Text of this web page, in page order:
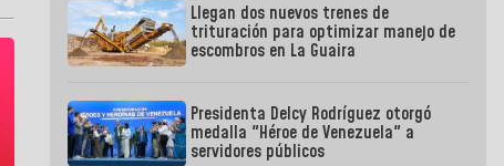
Llegan dos nuevos trenes de
trituración para optimizar manejo de
escombros en La Guaira
Presidenta Delcy Rodríguez otorgó
medalla "Héroe de Venezuela" a
servidores públicos